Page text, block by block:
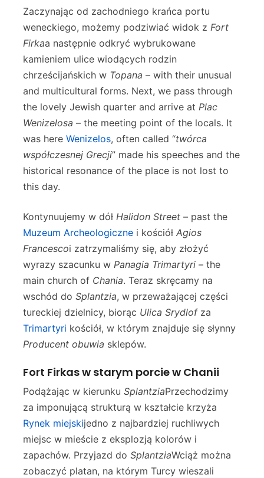
Zaczynając od zachodniego krańca portu
weneckiego, możemy podziwiać widok z Fort
Firkaa następnie odkryć wybrukowane
kamieniem ulice wiodących rodzin
chrześcijańskich w Topana – with their unusual
and multicultural forms. Next, we pass through
the lovely Jewish quarter and arrive at Plac
Wenizelosa – the meeting point of the locals. It
was here Wenizelos, often called “twórca
współczesnej Grecji” made his speeches and the
historical resonance of the place is not lost to
this day.
Kontynuujemy w dół Halidon Street – past the
Muzeum Archeologiczne i kościół Agios
Francescoi zatrzymaliśmy się, aby złożyć
wyrazy szacunku w Panagia Trimartyri – the
main church of Chania. Teraz skręcamy na
wschód do Splantzia, w przeważającej części
tureckiej dzielnicy, biorąc Ulica Srydlofza
Trimartyri kościół, w którym znajduje się słynny
Producent obuwia sklepów.
Fort Firkas w starym porcie w Chanii
Podążając w kierunku SplantziaPrzechodzimy
za imponującą strukturą w kształcie krzyża
Rynek miejskijedno z najbardziej ruchliwych
miejsc w mieście z eksplozją kolorów i
zapachów. Przyjazd do SplantziaWciąż można
zobaczyć platan, na którym Turcy wieszali